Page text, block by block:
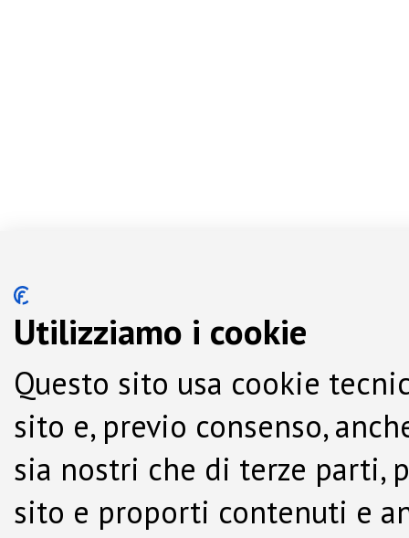
Utilizziamo i cookie
Questo sito usa cookie
sito e, previo consenso,
sia nostri che di terze parti,
sito e proporti contenuti e